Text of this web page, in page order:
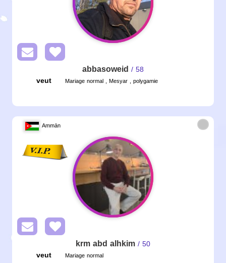
abbasoweid / 58
veut
Mariage normal , Mesyar , polygamie
Ammān
krm abd alhkim/ 50
veut
Mariage normal